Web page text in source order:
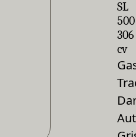
SL
500
306
cv